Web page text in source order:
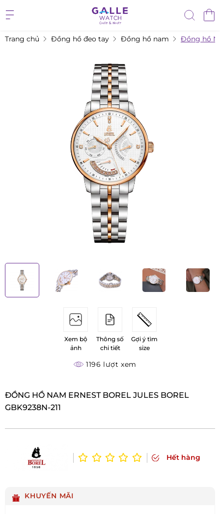
Trang chủ Đồng hồ đeo tay Đồng hồ nam Đồng hồ
Xem bộ
ảnh
Thông số
chi tiết
Gợi ý tìm
size
1196 lượt xem
ĐỒNG HỒ NAM ERNEST BOREL JULES BOREL
GBK9238N-211
Hết hàng
KHUYẾN MÃI